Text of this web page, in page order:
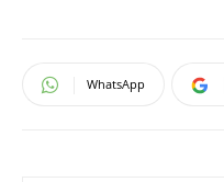
WhatsApp